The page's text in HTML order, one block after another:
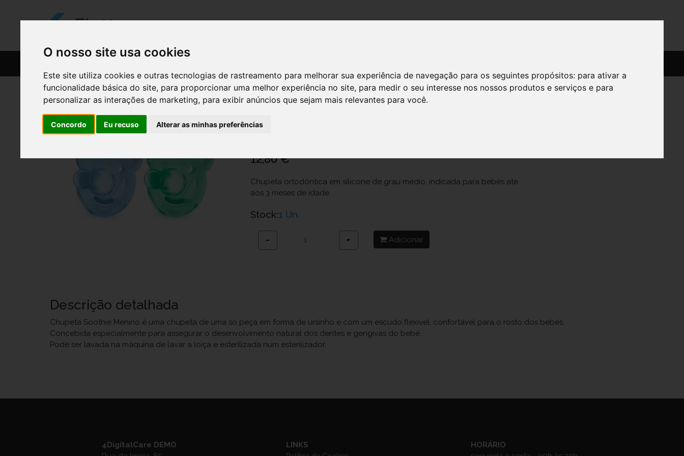
O nosso site usa cookies
Este site utiliza cookies e outras tecnologias de rastreamento para melhorar sua experiência de navegação para os seguintes propósitos: para ativar a
funcionalidade básica do site, para proporcionar uma melhor experiência no site, para medir o seu interesse nos nossos produtos e serviços e para
personalizar as interações de marketing, para exibir anúncios que sejam mais relevantes para você.
Concordo Eu recuso Alterar as minhas preferências
Philips Avent Chup Sil Sooth 0-3 Mno X2
Ref.: 7071415
12,80 €
Chupeta ortodôntica em silicone de grau médio, indicada para bebés até
aos 3 meses de idade.
Stock:1 Un.
− + Adicionar
Descrição detalhada
Chupeta Soothie Menino é uma chupeta de uma só peça em forma de ursinho e com um escudo flexível, confortável para o rosto dos bebés.
Concebida especialmente para assegurar o desenvolvimento natural dos dentes e gengivas do bebé.
Pode ser lavada na máquina de lavar a loiça e esterilizada num esterilizador.
4DigitalCare DEMO
LINKS
HORÁRIO